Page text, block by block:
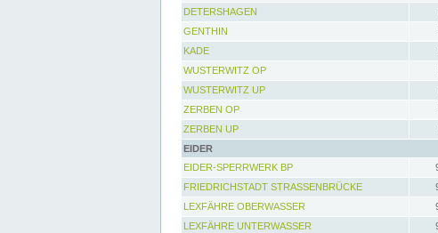
DETERSHAGEN
GENTHIN
KADE
WUSTERWITZ OP
WUSTERWITZ UP
ZERBEN OP
ZERBEN UP
EIDER
EIDER-SPERRWERK BP
FRIEDRICHSTADT STRASSENBRÜCKE
LEXFÄHRE OBERWASSER
LEXFÄHRE UNTERWASSER